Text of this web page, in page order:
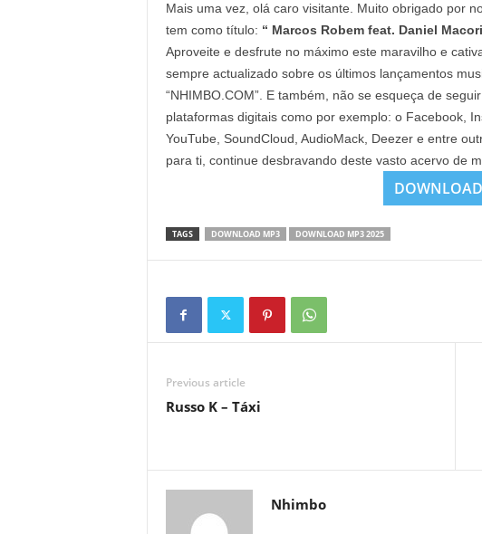
Mais uma vez, olá caro visitante. Muito obrigado por
tem como título: “ Marcos Robem feat. Daniel
Aproveite e desfrute no máximo este maravilho e
sempre actualizado sobre os últimos lançamentos
“NHIMBO.COM”. E também, não se esqueça de
plataformas digitais como por exemplo: o Facebook,
YouTube, SoundCloud, AudioMack, Deezer e entre
para ti, continue desbravando deste vasto acervo de
TAGS DOWNLOAD MP3 DOWNLOAD MP3 2025
Previous article
Russo K – Táxi
Nhimbo